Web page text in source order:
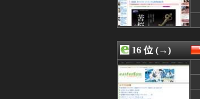
16 位 (→)